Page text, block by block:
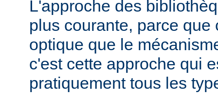
L'approche des
plus courante, parce que
optique que le
c'est cette approche qui
pratiquement tous les